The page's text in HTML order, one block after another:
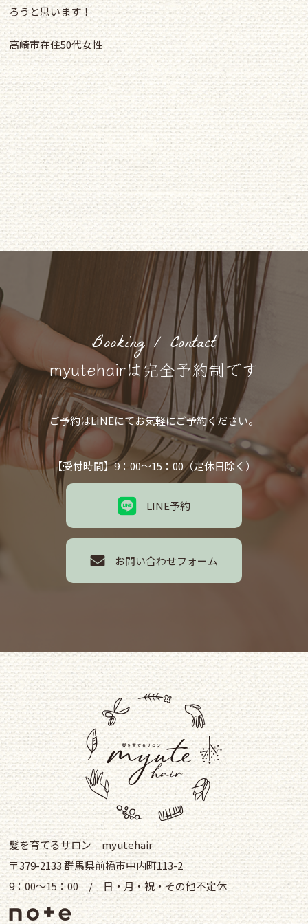
ろうと思います！
高崎市在住50代女性
Booking / Contact
myutehairは完全予約制です
ご予約はLINEにてお気軽にご予約ください。
【受付時間】9：00～15：00（定休日除く）
LINE予約
お問い合わせフォーム
髪を育てるサロン myutehair
〒379-2133 群馬県前橋市中内町113-2
9：00～15：00 / 日・月・祝・その他不定休